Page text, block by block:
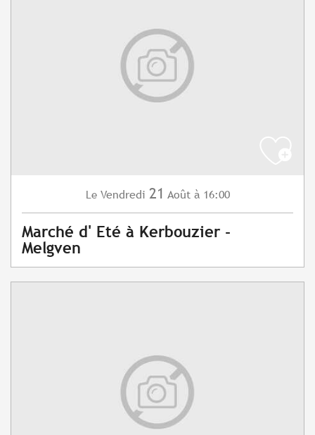
Le Vendredi 21 Août à 16:00
Marché d' Eté à Kerbouzier -
Melgven